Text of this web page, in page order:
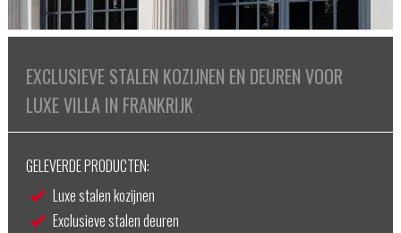
EXCLUSIEVE STALEN KOZIJNEN EN DEUREN VOOR
LUXE VILLA IN FRANKRIJK
GELEVERDE PRODUCTEN:
Luxe stalen kozijnen
Exclusieve stalen deuren